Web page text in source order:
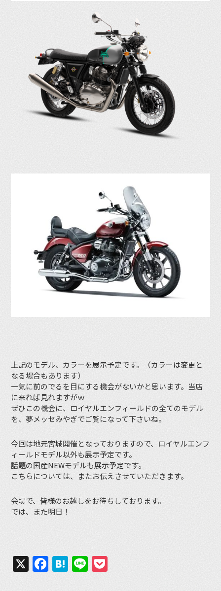
上記のモデル、カラーを展示予定です。（カラーは変更と
なる場合もあります）
一気に前のでるを目にする機会がないかと思います。当店
に来れば見れますがｗ
ぜひこの機会に、ロイヤルエンフィールドの全てのモデル
を、夢メッセみやぎでご覧になって下さいね。
今回は地元宮城開催となっておりますので、ロイヤルエンフ
ィールドモデル以外も展示予定です。
話題の国産NEWモデルも展示予定です。
こちらについては、またお伝えさせていただきます。
会場で、皆様のお越しをお待ちしております。
では、また明日！
X Facebook
Hatena
Line